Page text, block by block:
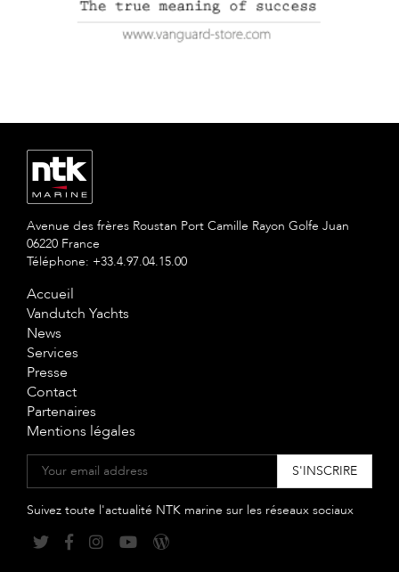
Avenue des frères Roustan Port Camille Rayon Golfe Juan
06220 France
Téléphone: +33.4.97.04.15.00
Accueil
Vandutch Yachts
News
Services
Presse
Contact
Partenaires
Mentions légales
Suivez toute l'actualité NTK marine sur les réseaux sociaux